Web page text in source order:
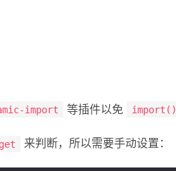
import 等插件以免 import()
来判断，所以需要手动设置：